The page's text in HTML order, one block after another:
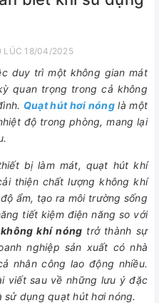
LÚC 18/04/2025
duy trì một không gian mát
quan trọng trong cả không
Quạt hút hơi nónglà một
độ trong phòng, mang lại
bị làm mát, quạt hút khí
thiện chất lượng không khí
ẩm, tạo ra môi trường sống
tiết kiệm điện năng so với
khí nóng trở thành sự
nghiệp sản xuất có nhà
nhân công lao động nhiều.
viết sau về những lưu ý đặc
dụng quạt hút hơi nóng.